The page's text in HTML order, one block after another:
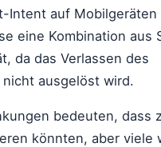
Intent auf Mobilgeräten
eine Kombination aus
da das Verlassen des
ausgelöst wird.
bedeuten, dass
könnten, aber viele